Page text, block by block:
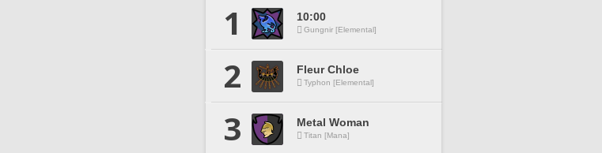
1 10:00
Gungnir [Elemental]
2 Fleur Chloe
Typhon [Elemental]
3 Metal Woman
Titan [Mana]